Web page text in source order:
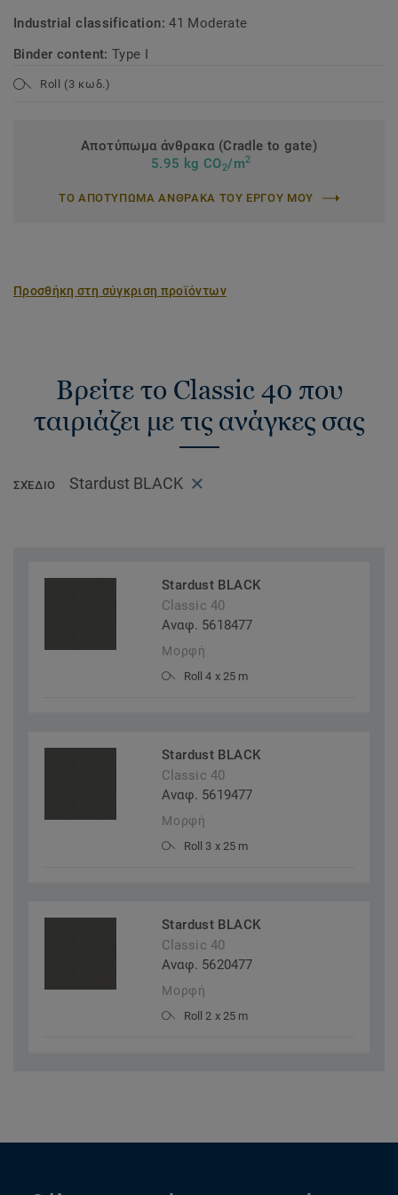
Industrial classification:41 Moderate
Binder content:Type I
Roll (3 κωδ.)
Αποτύπωμα άνθρακα (Cradle to gate)
5.95 kg CO2/m2
ΤΟ ΑΠΟΤΥΠΩΜΑ ΑΝΘΡΑΚΑ ΤΟΥ ΕΡΓΟΥ ΜΟΥ
Προσθήκη στη σύγκριση προϊόντων
Βρείτε το Classic 40 που
ταιριάζει με τις ανάγκες σας
ΣΧΈΔΙΟ Stardust BLACK
Stardust BLACK
Classic 40
Αναφ. 5618477
Μορφή
Roll 4 x 25 m
Stardust BLACK
Classic 40
Αναφ. 5619477
Μορφή
Roll 3 x 25 m
Stardust BLACK
Classic 40
Αναφ. 5620477
Μορφή
Roll 2 x 25 m